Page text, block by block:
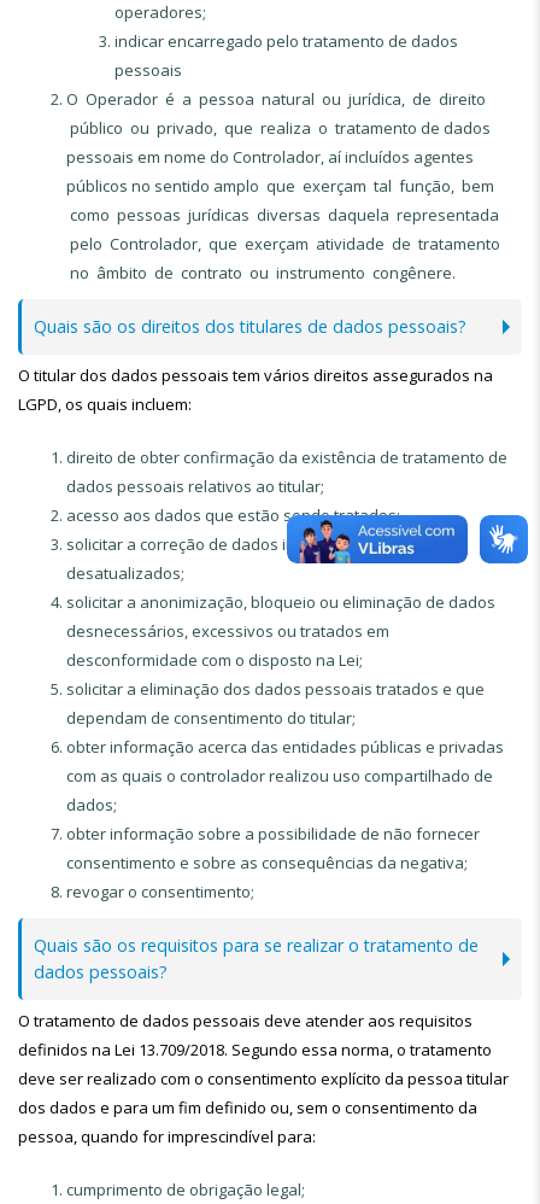
operadores;
indicar encarregado pelo tratamento de dados
pessoais
O Operador é a pessoa natural ou jurídica, de direito
público ou privado, que realiza o tratamento de dados
pessoais em nome do Controlador, aí incluídos agentes
públicos no sentido amplo que exerçam tal função, bem
como pessoas jurídicas diversas daquela representada
pelo Controlador, que exerçam atividade de tratamento
no âmbito de contrato ou instrumento congênere.
Quais são os direitos dos titulares de dados pessoais?
O titular dos dados pessoais tem vários direitos assegurados na
LGPD, os quais incluem:
direito de obter confirmação da existência de tratamento de
dados pessoais relativos ao titular;
acesso aos dados que estão sendo tratados;
solicitar a correção de dados incompletos, inexatos ou
desatualizados;
solicitar a anonimização, bloqueio ou eliminação de dados
desnecessários, excessivos ou tratados em
desconformidade com o disposto na Lei;
solicitar a eliminação dos dados pessoais tratados e que
dependam de consentimento do titular;
obter informação acerca das entidades públicas e privadas
com as quais o controlador realizou uso compartilhado de
dados;
obter informação sobre a possibilidade de não fornecer
consentimento e sobre as consequências da negativa;
revogar o consentimento;
Quais são os requisitos para se realizar o tratamento de
dados pessoais?
O tratamento de dados pessoais deve atender aos requisitos
definidos na Lei 13.709/2018. Segundo essa norma, o tratamento
deve ser realizado com o consentimento explícito da pessoa titular
dos dados e para um fim definido ou, sem o consentimento da
pessoa, quando for imprescindível para:
cumprimento de obrigação legal;